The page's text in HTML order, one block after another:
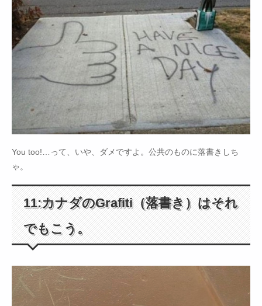
You too!…って、いや、ダメですよ。公共のものに落書きしち
ゃ。
11:カナダのGrafiti（落書き）はそれ
でもこう。